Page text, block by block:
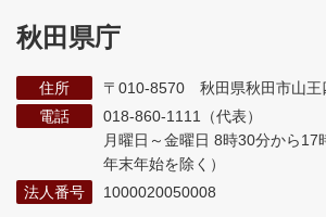
秋田県庁
住所
〒010-8570 秋田県秋田市山王
電話
018-860-1111（代表）
月曜日～金曜日 8時30分から17
年末年始を除く）
法人番号
1000020050008